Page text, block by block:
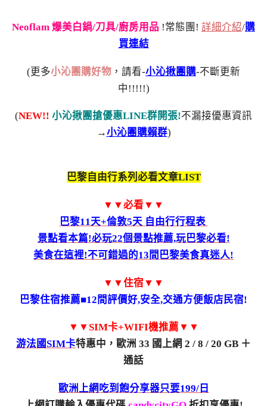
Neoflam 爆美白鍋/刀具/廚房用品 !常態團! 詳細介紹/購
買連結
(更多小沁團購好物 ，請看-小沁揪團購-不斷更新
中!!!!!)
(NEW!! 小沁揪團搶優惠LINE群開張!不漏接優惠資訊
→小沁團購賴群)
巴黎自由行系列必看文章LIST
▼▼必看▼▼
巴黎11天+倫敦5天 自由行行程表
景點看本篇!必玩22個景點推薦,玩巴黎必看!
美食在這裡!不可錯過的13間巴黎美食真迷人!
▼▼住宿▼▼
巴黎住宿推薦■12間評價好,安全,交通方便飯店民宿!
▼▼SIM卡+WIFI機推薦▼▼
游法國SIM卡特惠中，歐洲 33 國上網 2 / 8 / 20 GB ＋
通話
歐洲上網吃到飽分享器只要199/日